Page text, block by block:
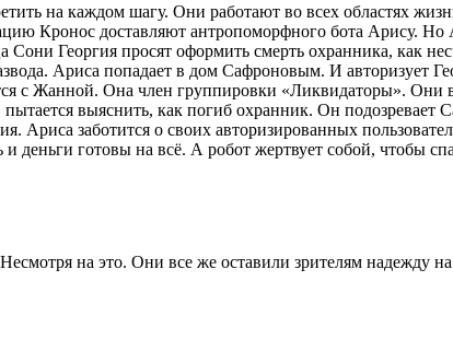
на каждом шагу. Они работают во всех областях
Кронос доставляют антропоморфного бота Арису. Но
Георгия просят оформить смерть охранника, как
Ариса попадает в дом Сафроновым. И авторизует
с Жанной. Она член группировки «Ликвидаторы». Они
выяснить, как погиб охранник. Он подозревает
Ариса заботится о своих авторизированных
деньги готовы на всё. А робот жертвует собой, чтобы
на это. Они все же оставили зрителям надежду